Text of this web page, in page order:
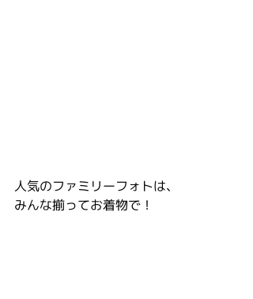
人気のファミリーフォトは、
みんな揃ってお着物で！